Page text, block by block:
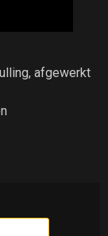
afgewerkt